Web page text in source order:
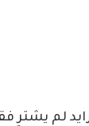
لم يشترِ